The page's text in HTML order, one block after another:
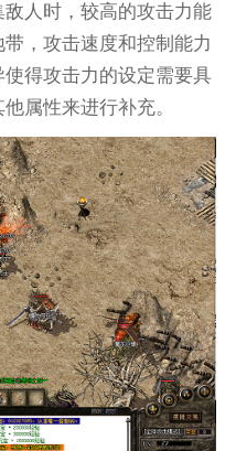
人时，较高的攻击力能
，攻击速度和控制能力
得攻击力的设定需要具
属性来进行补充。